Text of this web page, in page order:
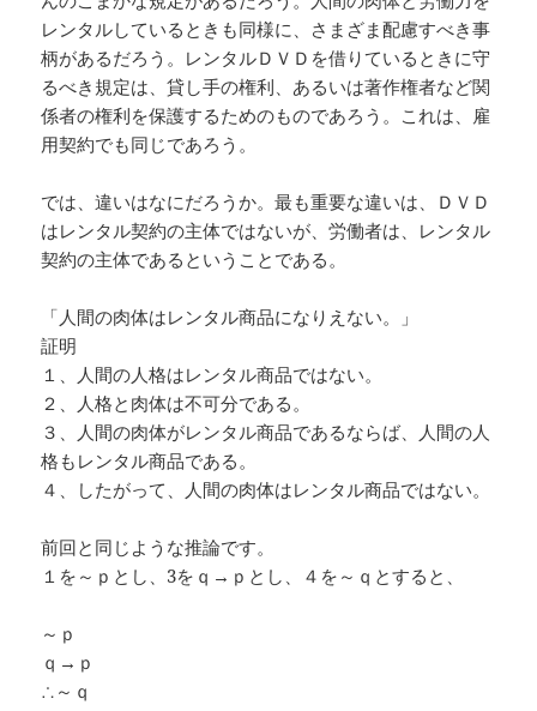
レンタルしているときも同様に、さまざま配慮すべき事
柄があるだろう。レンタルＤＶＤを借りているときに守
るべき規定は、貸し手の権利、あるいは著作権者など関
係者の権利を保護するためのものであろう。これは、雇
用契約でも同じであろう。
では、違いはなにだろうか。最も重要な違いは、ＤＶＤ
はレンタル契約の主体ではないが、労働者は、レンタル
契約の主体であるということである。
「人間の肉体はレンタル商品になりえない。」
証明
１、人間の人格はレンタル商品ではない。
２、人格と肉体は不可分である。
３、人間の肉体がレンタル商品であるならば、人間の人
格もレンタル商品である。
４、したがって、人間の肉体はレンタル商品ではない。
前回と同じような推論です。
１を～ｐとし、3をｑ→ｐとし、４を～ｑとすると、
～ｐ
ｑ→ｐ
∴～ｑ